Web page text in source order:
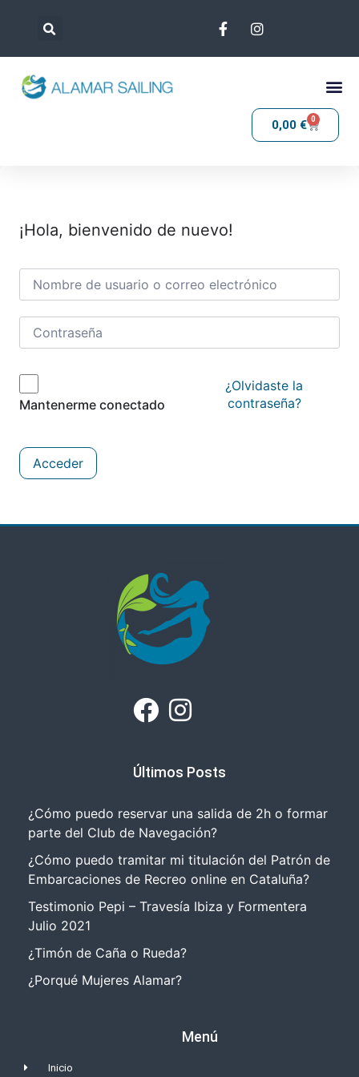
0,00 € 0
¡Hola, bienvenido de nuevo!
Mantenerme conectado
¿Olvidaste la
contraseña?
Acceder
Últimos Posts
¿Cómo puedo reservar una salida de 2h o formar
parte del Club de Navegación?
¿Cómo puedo tramitar mi titulación del Patrón de
Embarcaciones de Recreo online en Cataluña?
Testimonio Pepi – Travesía Ibiza y Formentera
Julio 2021
¿Timón de Caña o Rueda?
¿Porqué Mujeres Alamar?
Menú
Inicio